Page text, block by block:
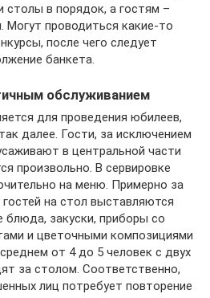
столы в порядок, а гостям –
Могут проводиться какие-то
после чего следует
банкета.
обслуживанием
для проведения юбилеев,
далее. Гости, за исключением
в центральной части
произвольно. В сервировке
на меню. Примерно за
на стол выставляются
блюда, закуски, приборы со
и цветочными композициями
от 4 до 5 человек с двух
за столом. Соответственно,
лиц потребует повторение